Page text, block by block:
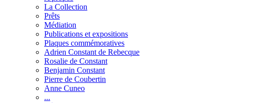
La Collection
Prêts
Médiation
Publications et expositions
Plaques commémoratives
Adrien Constant de Rebecque
Rosalie de Constant
Benjamin Constant
Pierre de Coubertin
Anne Cuneo
...